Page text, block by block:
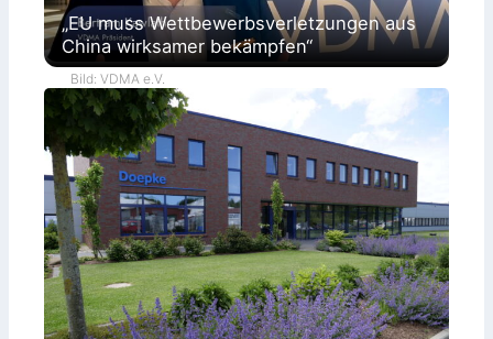
„EU muss Wettbewerbsverletzungen aus
China wirksamer bekämpfen“
Bild: VDMA e.V.